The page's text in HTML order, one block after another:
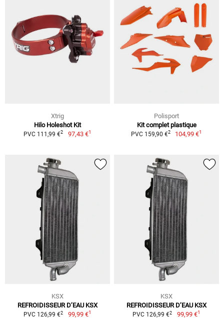
Xtrig
Hilo Holeshot Kit
PVC 111,99 €2 97,43 €1
Polisport
Kit complet plastique
PVC 159,90 €2 104,99 €1
KSX
REFROIDISSEUR D’EAU KSX
PVC 126,99 €2 99,99 €1
KSX
REFROIDISSEUR D’EAU KSX
PVC 126,99 €2 99,99 €1